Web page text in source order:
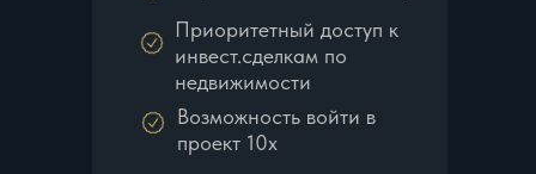
Приоритетный доступ к
инвест.сделкам по
недвижимости
Возможность войти в
проект 10х